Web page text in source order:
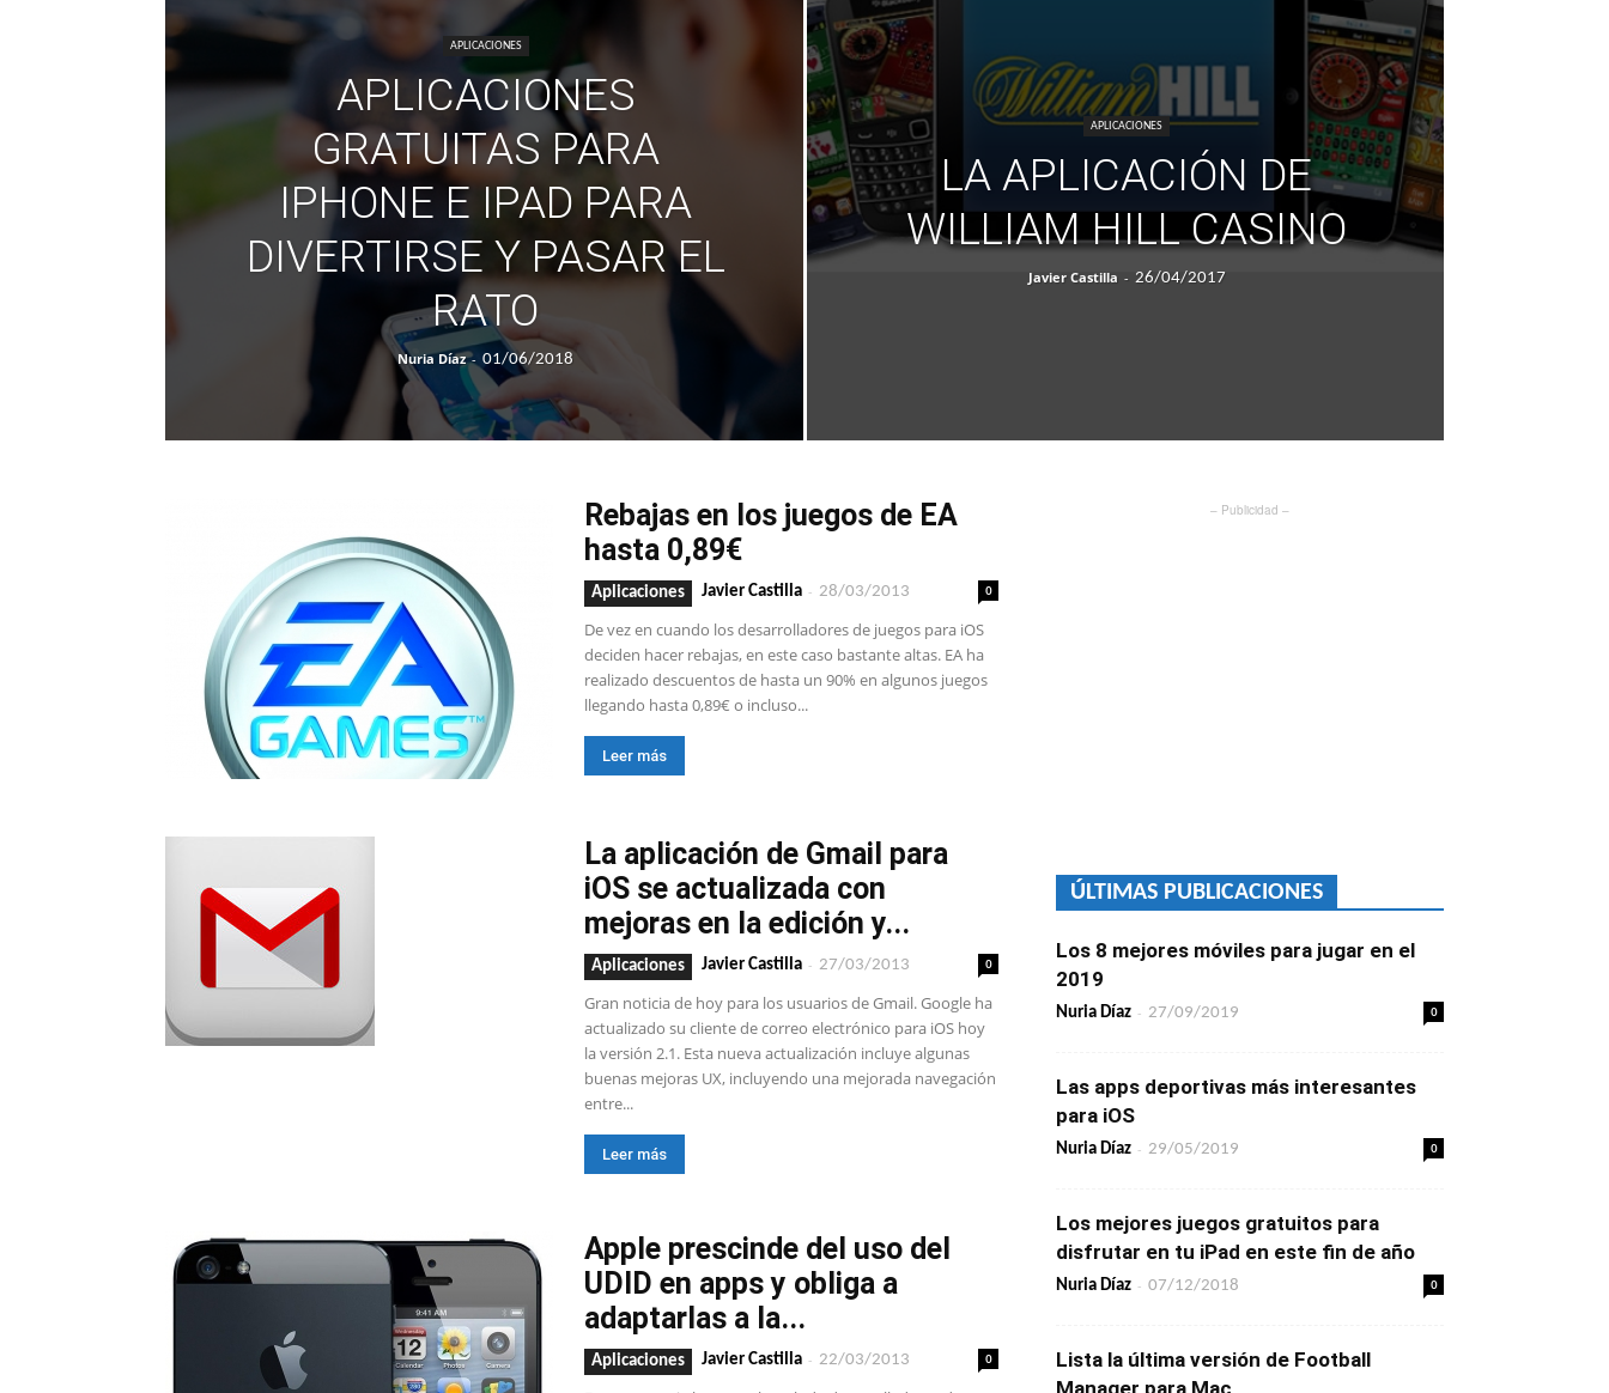
APLICACIONES
APLICACIONES
GRATUITAS PARA
IPHONE E IPAD PARA
DIVERTIRSE Y PASAR EL
RATO
Nuria Díaz - 01/06/2018
APLICACIONES
LA APLICACIÓN DE
WILLIAM HILL CASINO
Javier Castilla - 26/04/2017
Rebajas en los juegos de EA
hasta 0,89€
Aplicaciones Javier Castilla - 28/03/2013 0
De vez en cuando los desarrolladores de juegos para iOS
deciden hacer rebajas, en este caso bastante altas. EA ha
realizado descuentos de hasta un 90% en algunos juegos
llegando hasta 0,89€ o incluso...
Leer más
La aplicación de Gmail para
iOS se actualizada con
mejoras en la edición y...
Aplicaciones Javier Castilla - 27/03/2013 0
Gran noticia de hoy para los usuarios de Gmail. Google ha
actualizado su cliente de correo electrónico para iOS hoy
la versión 2.1. Esta nueva actualización incluye algunas
buenas mejoras UX, incluyendo una mejorada navegación
entre...
Leer más
Apple prescinde del uso del
UDID en apps y obliga a
adaptarlas a la...
Aplicaciones Javier Castilla - 22/03/2013 0
– Publicidad –
ÚLTIMAS PUBLICACIONES
Los 8 mejores móviles para jugar en el
2019
Nuria Díaz - 27/09/2019 0
Las apps deportivas más interesantes
para iOS
Nuria Díaz - 29/05/2019 0
Los mejores juegos gratuitos para
disfrutar en tu iPad en este fin de año
Nuria Díaz - 07/12/2018 0
Lista la última versión de Football
Manager para Mac